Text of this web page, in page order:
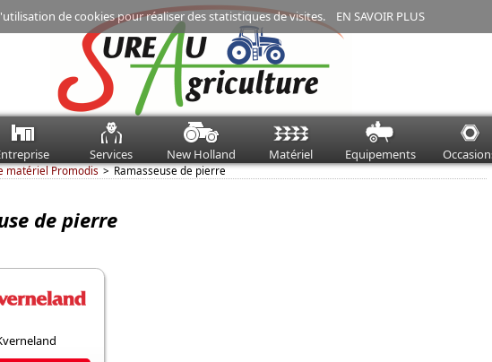
de cookies pour réaliser des statistiques de visites. EN SAVOIR PLUS
Services New Holland Matériel Equipements
matériel Promodis Ramasseuse de pierre
de pierre